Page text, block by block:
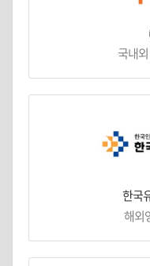
국내
한국
해외